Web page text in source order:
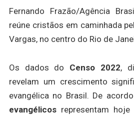
Fernando Frazão/Agência
reúne cristãos em caminhada
Vargas, no centro do Rio de
Os dados do Censo 2022,
revelam um crescimento
evangélica no Brasil. De
evangélicosrepresentam hoje